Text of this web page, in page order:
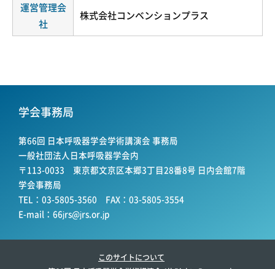
運営管理会
社
株式会社コンベンションプラス
学会事務局
第66回 日本呼吸器学会学術講演会 事務局
一般社団法人日本呼吸器学会内
〒113-0033 東京都文京区本郷3丁目28番8号 日内会館7階
学会事務局
TEL：03-5805-3560 FAX：03-5805-3554
E-mail： 66jrs@jrs.or.jp
このサイトについて